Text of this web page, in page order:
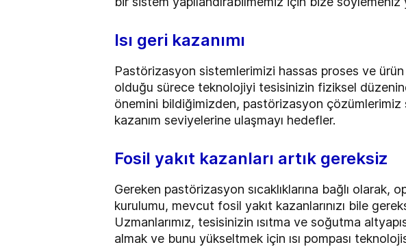
Isı geri kazanımı
Pastörizasyon sistemlerimizi hassas proses ve
olduğu sürece teknolojiyi tesisinizin fiziksel
önemini bildiğimizden, pastörizasyon çözümlerimiz
kazanım seviyelerine ulaşmayı hedefler.
Fosil yakıt kazanları artık gereksiz
Gereken pastörizasyon sıcaklıklarına bağlı olarak,
kurulumu, mevcut fosil yakıt kazanlarınızı bile
Uzmanlarımız, tesisinizin ısıtma ve soğutma
almak ve bunu yükseltmek için ısı pompası